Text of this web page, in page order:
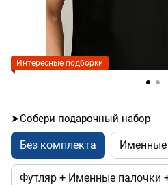
Интересные подборки
➤Собери подарочный набор
Без комплекта Именные
Футляр + Именные палочки